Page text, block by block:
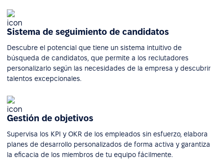
Sistema de seguimiento de candidatos
Descubre el potencial que tiene un sistema intuitivo de
búsqueda de candidatos, que permite a los reclutadores
personalizarlo según las necesidades de la empresa y descubrir
talentos excepcionales.
Gestión de objetivos
Supervisa los KPI y OKR de los empleados sin esfuerzo, elabora
planes de desarrollo personalizados de forma activa y garantiza
la eficacia de los miembros de tu equipo fácilmente.